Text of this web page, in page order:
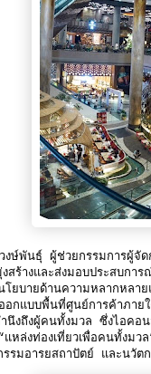
ษ์พันธุ์ ผู้ช่วยกรรมการผู้จั
สร้างและส่งมอบประสบกา
ยบายด้านความหลากหลา
ออกแบบพื้นที่ศูนย์การค้าภ
นึงถึงผู้คนทั้งมวล ซึ่งไอคอ
หล่งท่องเที่ยวเพื่อคนทั้ง
รมอารยสถาปัตย์ และนวั